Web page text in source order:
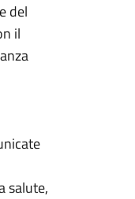
del
il
salute,